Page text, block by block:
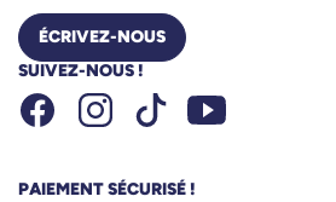
ÉCRIVEZ-NOUS
SUIVEZ-NOUS !
FacebookInstagramTiktok Youtube
PAIEMENT SÉCURISÉ !